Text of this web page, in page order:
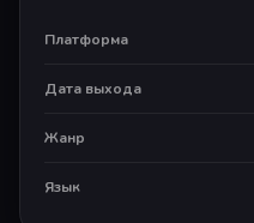
босса, снаряжайтесь
Вас ждут как
«Городские
Платформа
Дата выхода
Жанр
Язык